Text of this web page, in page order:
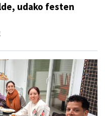
udako festen